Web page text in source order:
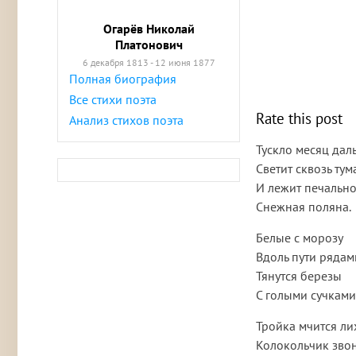
Огарёв Николай
Платонович
6 декабря 1813 - 12 июня 1877
Полная биография
Все стихи поэта
Анализ стихов поэта
Rate this post
Тускло месяц
Светит сквозь
И лежит печально
Снежная поляна.
Белые с морозу
Вдоль пути
Тянутся березы
С голыми
Тройка мчится
Колокольчик